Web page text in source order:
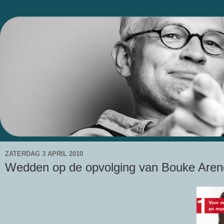
ZATERDAG 3 APRIL 2010
Wedden op de opvolging van Bouke